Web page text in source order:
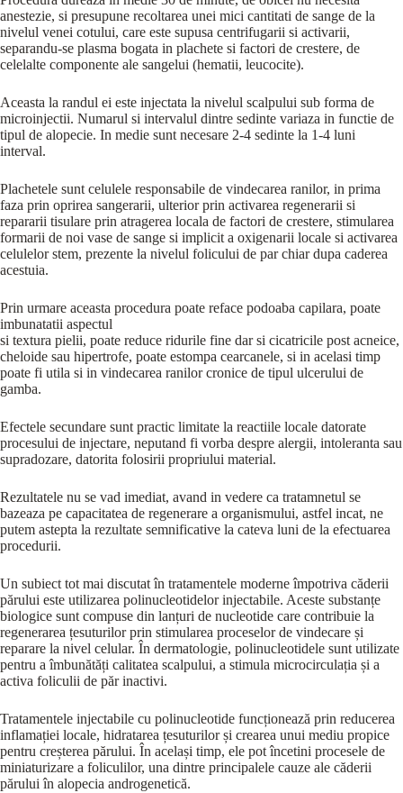
anestezie, si presupune recoltarea unei mici cantitati de sange de la
nivelul venei cotului, care este supusa centrifugarii si activarii,
separandu-se plasma bogata in plachete si factori de crestere, de
celelalte componente ale sangelui (hematii, leucocite).
Aceasta la randul ei este injectata la nivelul scalpului sub forma de
microinjectii. Numarul si intervalul dintre sedinte variaza in functie de
tipul de alopecie. In medie sunt necesare 2-4 sedinte la 1-4 luni
interval.
Plachetele sunt celulele responsabile de vindecarea ranilor, in prima
faza prin oprirea sangerarii, ulterior prin activarea regenerarii si
repararii tisulare prin atragerea locala de factori de crestere, stimularea
formarii de noi vase de sange si implicit a oxigenarii locale si activarea
celulelor stem, prezente la nivelul folicului de par chiar dupa caderea
acestuia.
Prin urmare aceasta procedura poate reface podoaba capilara, poate
imbunatatii aspectul
si textura pielii, poate reduce ridurile fine dar si cicatricile post acneice,
cheloide sau hipertrofe, poate estompa cearcanele, si in acelasi timp
poate fi utila si in vindecarea ranilor cronice de tipul ulcerului de
gamba.
Efectele secundare sunt practic limitate la reactiile locale datorate
procesului de injectare, neputand fi vorba despre alergii, intoleranta sau
supradozare, datorita folosirii propriului material.
Rezultatele nu se vad imediat, avand in vedere ca tratamnetul se
bazeaza pe capacitatea de regenerare a organismului, astfel incat, ne
putem astepta la rezultate semnificative la cateva luni de la efectuarea
procedurii.
Un subiect tot mai discutat în tratamentele moderne împotriva căderii
părului este utilizarea polinucleotidelor injectabile. Aceste substanțe
biologice sunt compuse din lanțuri de nucleotide care contribuie la
regenerarea țesuturilor prin stimularea proceselor de vindecare și
reparare la nivel celular. În dermatologie, polinucleotidele sunt utilizate
pentru a îmbunătăți calitatea scalpului, a stimula microcirculația și a
activa foliculii de păr inactivi.
Tratamentele injectabile cu polinucleotide funcționează prin reducerea
inflamației locale, hidratarea țesuturilor și crearea unui mediu propice
pentru creșterea părului. În același timp, ele pot încetini procesele de
miniaturizare a foliculilor, una dintre principalele cauze ale căderii
părului în alopecia androgenetică.